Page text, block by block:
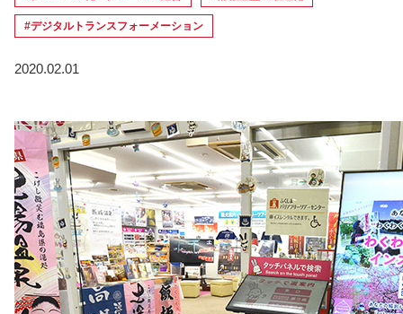
#デジタルトランスフォーメーション
2020.02.01